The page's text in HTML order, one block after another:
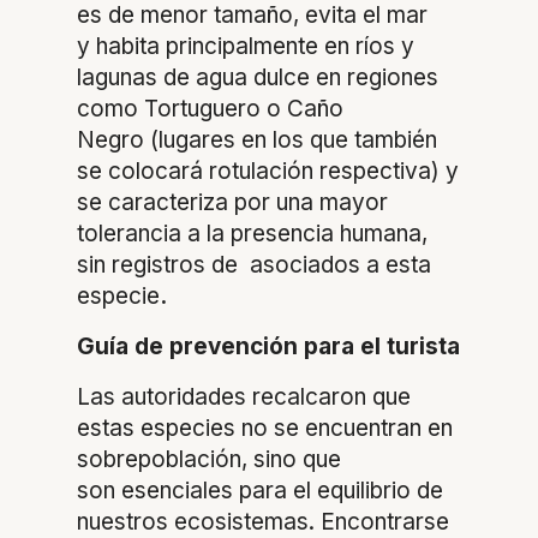
es de menor tamaño, evita el mar
y habita principalmente en ríos y
lagunas de agua dulce en regiones
como Tortuguero o Caño
Negro (lugares en los que también
se colocará rotulación respectiva) y
se caracteriza por una mayor
tolerancia a la presencia humana,
sin registros de asociados a esta
especie.
Guía de prevención para el turista
Las autoridades recalcaron que
estas especies no se encuentran en
sobrepoblación, sino que
son esenciales para el equilibrio de
nuestros ecosistemas. Encontrarse